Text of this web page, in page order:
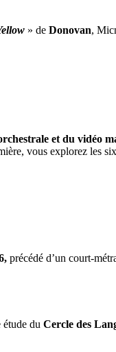
» de Donovan,
et du vidéo
vous explorez les
précédé d’un court-
étude du Cercle des